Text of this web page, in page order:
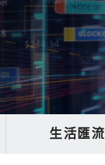
生活匯流